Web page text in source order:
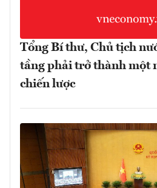
Tổng Bí thư, Chủ tịch
tầng phải trở thành một
chiến lược